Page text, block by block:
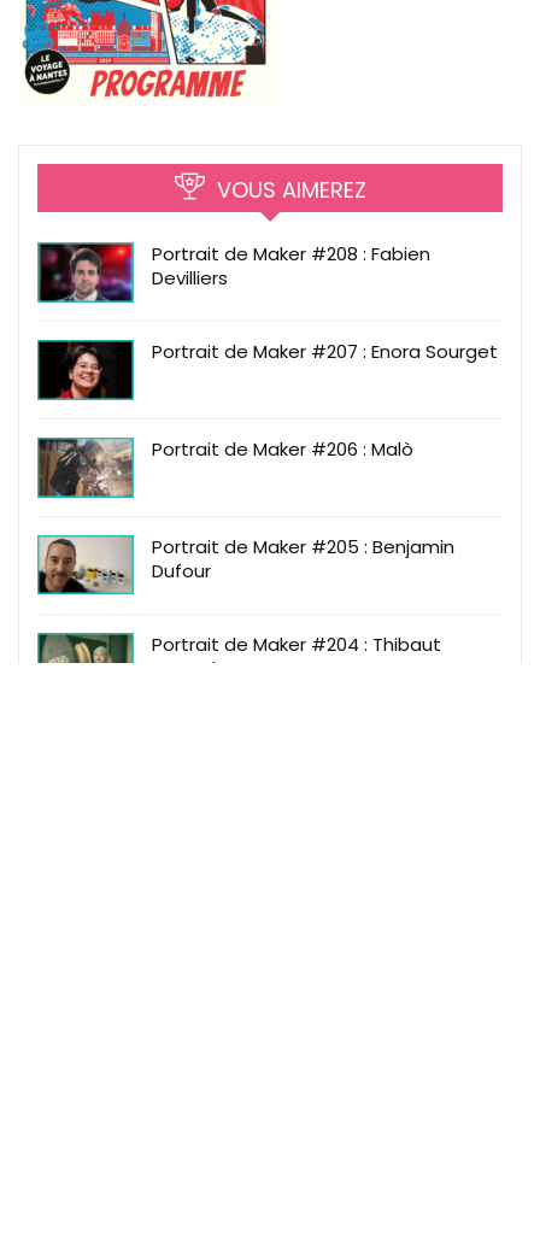
VOUS AIMEREZ
Portrait de Maker #208 : Fabien
Devilliers
Portrait de Maker #207 : Enora Sourget
Portrait de Maker #206 : Malò
Portrait de Maker #205 : Benjamin
Dufour
Portrait de Maker #204 : Thibaut
Fournel